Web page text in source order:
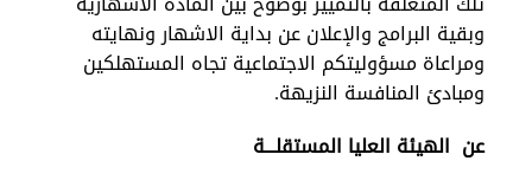
وبقية البرامج والإعلان عن بداية الاشهار ونهايته
ومراعاة مسؤوليتكم الاجتماعية تجاه المستهلكين
ومبادئ المنافسة النزيهة.
عن الهيئة العليا المستقلـــة